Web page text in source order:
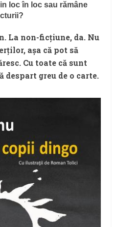
loc în loc sau rămâne
La non-ficţiune, da. Nu
aşa că pot să
Cu toate că sunt
despart greu de o carte.